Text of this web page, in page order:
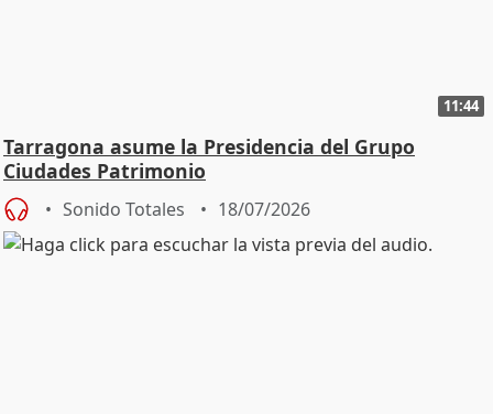
11:44
Tarragona asume la Presidencia del Grupo
Ciudades Patrimonio
Sonido Totales 18/07/2026